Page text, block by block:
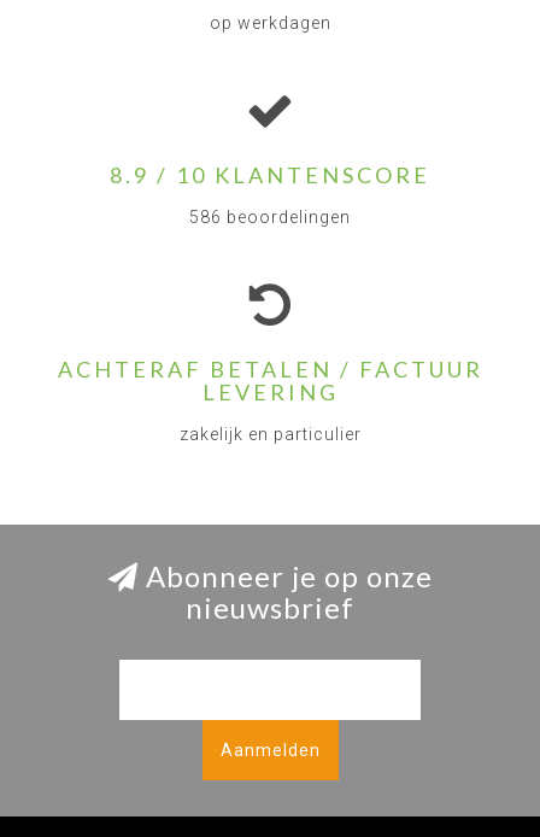
op werkdagen
8.9 / 10 KLANTENSCORE
586 beoordelingen
ACHTERAF BETALEN / FACTUUR
LEVERING
zakelijk en particulier
Abonneer je op onze
nieuwsbrief
Aanmelden